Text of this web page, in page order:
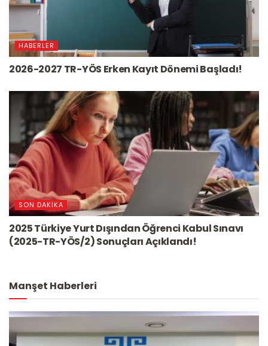
HABERLER
2026-2027 TR-YÖS Erken Kayıt Dönemi Başladı!
SON DAKIKA
2025 Türkiye Yurt Dışından Öğrenci Kabul Sınavı
(2025-TR-YÖS/2) Sonuçları Açıklandı!
Manşet Haberleri